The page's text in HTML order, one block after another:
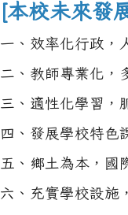
[本校未來發
一、效率化行政，
二、教師專業化，
三、適性化學習，
四、發展學校特色
五、鄉土為本，國
六、充實學校設施